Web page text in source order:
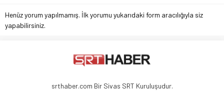
Henüz yorum yapılmamış. İlk yorumu yukarıdaki form aracılığıyla siz
yapabilirsiniz.
srthaber.com Bir Sivas SRT Kuruluşudur.